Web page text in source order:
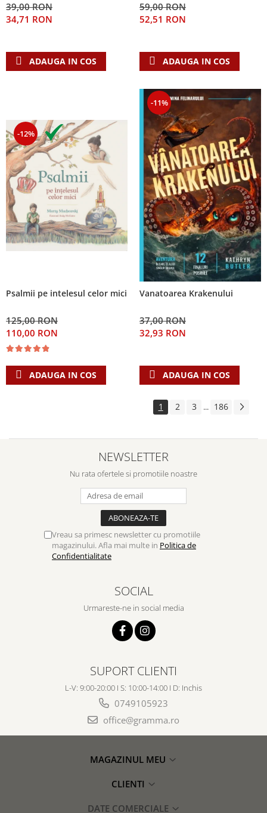
39,00 RON
34,71 RON
ADAUGA IN COS
59,00 RON
52,51 RON
ADAUGA IN COS
-12%
Psalmii pe intelesul celor mici
125,00 RON
110,00 RON
ADAUGA IN COS
-11%
Vanatoarea Krakenului
37,00 RON
32,93 RON
ADAUGA IN COS
1 2 3 ... 186
NEWSLETTER
Nu rata ofertele si promotiile noastre
Vreau sa primesc newsletter cu promotiile
magazinului. Afla mai multe in Politica de
Confidentialitate
SOCIAL
Urmareste-ne in social media
SUPORT CLIENTI
L-V: 9:00-20:00 I S: 10:00-14:00 I D: Inchis
0749105923
office@gramma.ro
MAGAZINUL MEU
CLIENTI
DATE COMERCIALE